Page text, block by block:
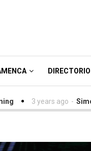
ago Simof 2023 -